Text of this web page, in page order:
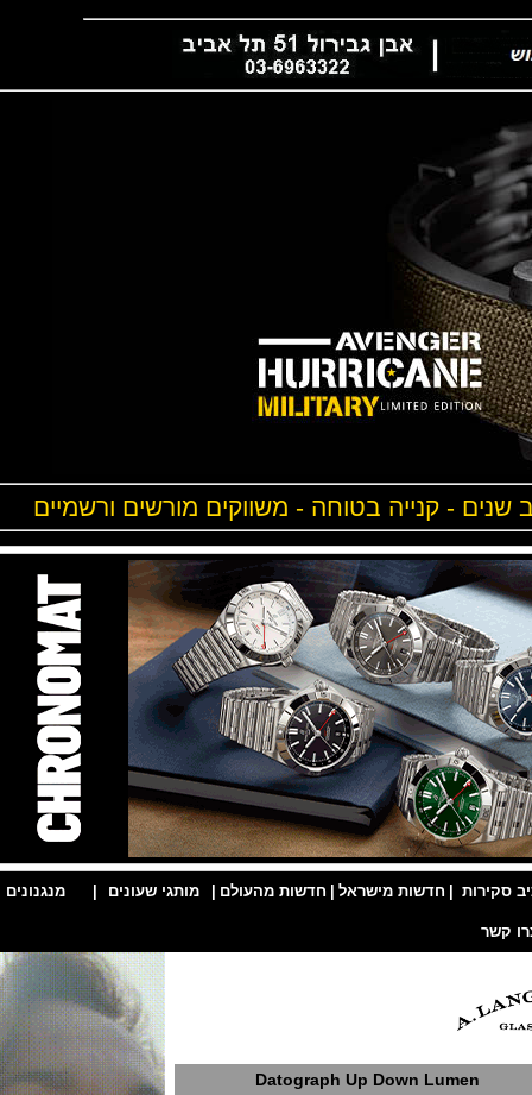
- קנייה בטוחה - משווקים מורשים ורשמיים
| חדשות מישראל | חדשות מהעולם | מותגי שעונים | מנגנונים |
Datograph Up Down Lumen